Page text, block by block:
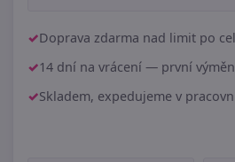
Doprava zdarma nad limit po
14 dní na vrácení — první
Skladem, expedujeme v